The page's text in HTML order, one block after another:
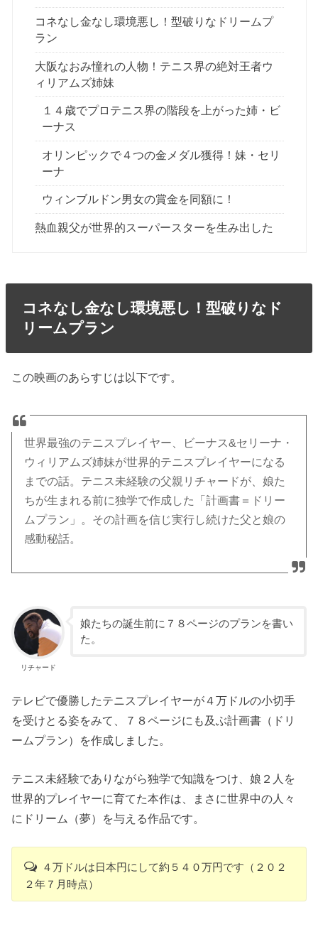
コネなし金なし環境悪し！型破りなドリームプ
ラン
大阪なおみ憧れの人物！テニス界の絶対王者ウ
ィリアムズ姉妹
１４歳でプロテニス界の階段を上がった姉・ビ
ーナス
オリンピックで４つの金メダル獲得！妹・セリ
ーナ
ウィンブルドン男女の賞金を同額に！
熱血親父が世界的スーパースターを生み出した
コネなし金なし環境悪し！型破りなド
リームプラン
この映画のあらすじは以下です。
世界最強のテニスプレイヤー、ビーナス&セリーナ・
ウィリアムズ姉妹が世界的テニスプレイヤーになる
までの話。テニス未経験の父親リチャードが、娘た
ちが生まれる前に独学で作成した「計画書＝ドリー
ムプラン」。その計画を信じ実行し続けた父と娘の
感動秘話。
リチャード
娘たちの誕生前に７８ページのプランを書い
た。
テレビで優勝したテニスプレイヤーが４万ドルの小切手
を受けとる姿をみて、７８ページにも及ぶ計画書（ドリ
ームプラン）を作成しました。
テニス未経験でありながら独学で知識をつけ、娘２人を
世界的プレイヤーに育てた本作は、まさに世界中の人々
にドリーム（夢）を与える作品です。
４万ドルは日本円にして約５４０万円です（２０２
２年７月時点）